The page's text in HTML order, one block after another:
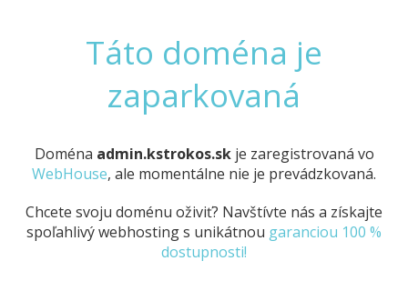
Táto doména je
zaparkovaná
Doména admin.kstrokos.skje zaregistrovaná vo
WebHouse, ale momentálne nie je prevádzkovaná.
Chcete svoju doménu oživiť? Navštívte nás a získajte
spoľahlivý webhosting s unikátnou garanciou 100 %
dostupnosti!